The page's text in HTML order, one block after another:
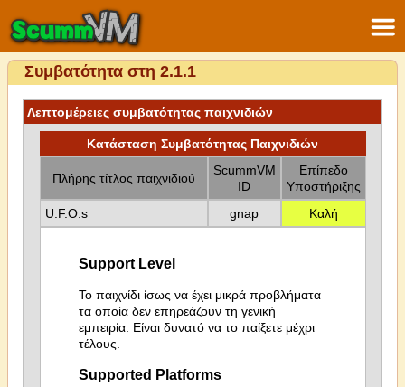
Συμβατότητα στη 2.1.1
Λεπτομέρειες συμβατότητας παιχνιδιών
Κατάσταση Συμβατότητας Παιχνιδιών
Πλήρης τίτλος παιχνιδιού
ScummVM
ID
Επίπεδο
Υποστήριξης
U.F.O.s
gnap Καλή
Support Level
Το παιχνίδι ίσως να έχει μικρά προβλήματα
τα οποία δεν επηρεάζουν τη γενική
εμπειρία. Είναι δυνατό να το παίξετε μέχρι
τέλους.
Supported Platforms